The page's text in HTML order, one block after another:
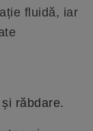
fluidă, iar
răbdare.